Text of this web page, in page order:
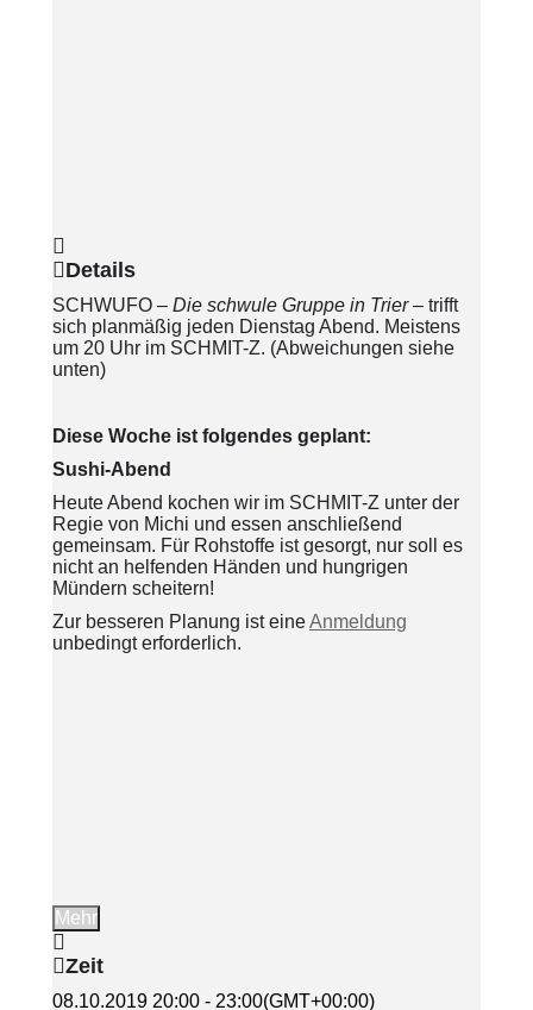
Details
SCHWUFO – Die schwule Gruppe in Trier– trifft
sich planmäßig jeden Dienstag Abend. Meistens
um 20 Uhr im SCHMIT-Z. (Abweichungen siehe
unten)
Diese Woche ist folgendes geplant:
Sushi-Abend
Heute Abend kochen wir im SCHMIT-Z unter der
Regie von Michi und essen anschließend
gemeinsam. Für Rohstoffe ist gesorgt, nur soll es
nicht an helfenden Händen und hungrigen
Mündern scheitern!
Zur besseren Planung ist eineAnmeldung
unbedingt erforderlich.
Mehr
Zeit
08.10.2019 20:00 - 23:00(GMT+00:00)